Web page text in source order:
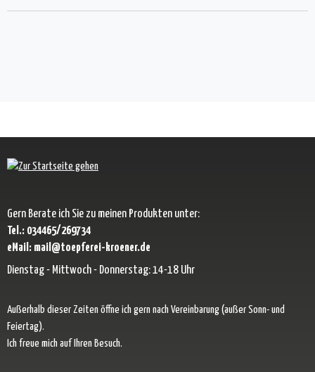
Gern Berate ich Sie zu meinen Produkten unter:
Tel.: 034465/269734
eMail: mail@toepferei-kroener.de
Dienstag - Mittwoch - Donnerstag: 14-18 Uhr
Außerhalb dieser Zeiten öffne ich gern nach Vereinbarung (außer Sonn- und
Feiertag).
Ich freue mich auf Ihren Besuch.